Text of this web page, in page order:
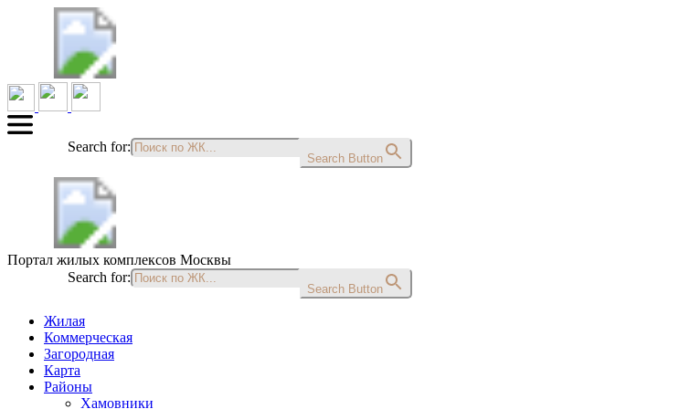
Search for:
Search Button
Портал жилых комплексов Москвы
Search for:
Search Button
Жилая
Коммерческая
Загородная
Карта
Районы
Хамовники